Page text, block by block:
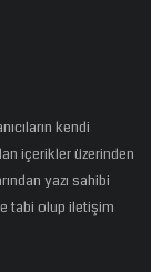
kendi
içerikler üzerinden
yazı sahibi
tabi olup iletişim